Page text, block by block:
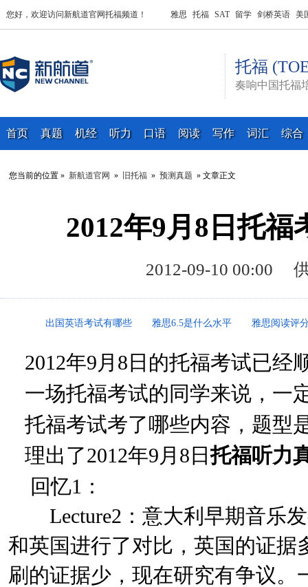
您好，欢迎访问新航道官网托福频道！ 雅思 托福 SAT 留学 剑桥英语 美
托福
奏响中国托福
首页 真题 机经 听力 口语 阅读 写作 词汇 综合
您当前的位置 » 新航道官网 » 旧托福 » 预测真题 » 文章正文
2012年9月8日托
2012-09-10 00:00
出国英语考试有哪些 雅思6.5是什么水平 雅思阅读评
2012年9月8日的托福考试已经
一场托福考试的同学来说，一
托福考试考了哪些内容，题型
理出了2012年9月8日托福听力
回忆1：
Lecture2：意大利早期音乐发
和英国进行了对比，英国的证据
刷的证据少，现在研究有争议。